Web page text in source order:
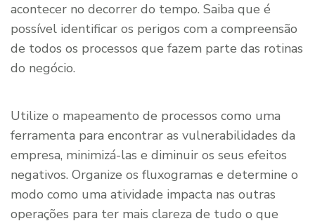
acontecer no decorrer do tempo. Saiba que é
possível identificar os perigos com a compreensão
de todos os processos que fazem parte das rotinas
do negócio.
Utilize o mapeamento de processos como uma
ferramenta para encontrar as vulnerabilidades da
empresa, minimizá-las e diminuir os seus efeitos
negativos. Organize os fluxogramas e determine o
modo como uma atividade impacta nas outras
operações para ter mais clareza de tudo o que